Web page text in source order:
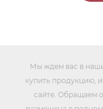
Мы ждем вас в
купить продукцию,
сайте. Обращаем